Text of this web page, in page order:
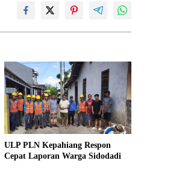
ULP PLN Kepahiang Respon
Cepat Laporan Warga Sidodadi